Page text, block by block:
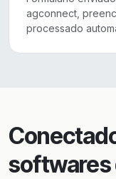
agconnect,
processado
softwares